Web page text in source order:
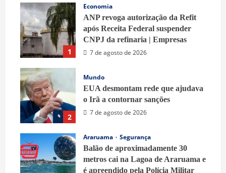
1
Economia
ANP revoga autorização da Refit
após Receita Federal suspender
CNPJ da refinaria | Empresas
7 de agosto de 2026
2
Mundo
EUA desmontam rede que ajudava
o Irã a contornar sanções
7 de agosto de 2026
Araruama
Segurança
Balão de aproximadamente 30
metros cai na Lagoa de Araruama e
é apreendido pela Polícia Militar